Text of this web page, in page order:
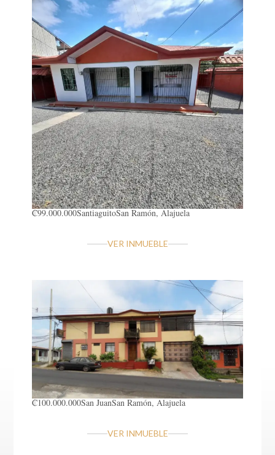
₡99.000.000SantiaguitoSan Ramón, Alajuela
VER INMUEBLE
₡100.000.000San JuanSan Ramón, Alajuela
VER INMUEBLE